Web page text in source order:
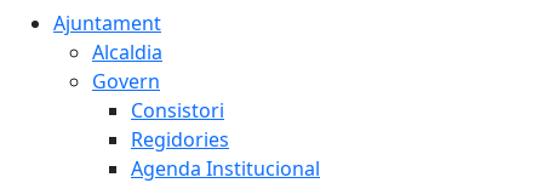
Ajuntament
Alcaldia
Govern
Consistori
Regidories
Agenda Institucional